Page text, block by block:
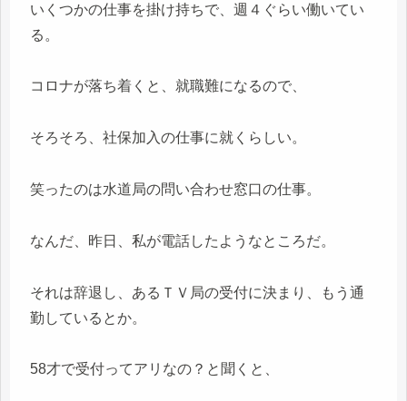
いくつかの仕事を掛け持ちで、週４ぐらい働いてい
る。
コロナが落ち着くと、就職難になるので、
そろそろ、社保加入の仕事に就くらしい。
笑ったのは水道局の問い合わせ窓口の仕事。
なんだ、昨日、私が電話したようなところだ。
それは辞退し、あるＴＶ局の受付に決まり、もう通
勤しているとか。
58才で受付ってアリなの？と聞くと、